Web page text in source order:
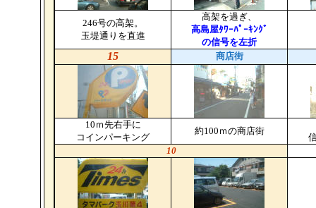
246号の高架。
玉堤通りを直進
高架を過ぎ、
高島屋ﾀﾜｰﾊﾟｰｷﾝｸﾞ
の信号を左折
15 商店街
10ｍ先右手に
コインパーキング
約100ｍの商店街
10